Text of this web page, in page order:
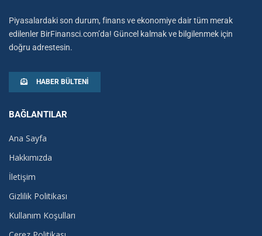
Piyasalardaki son durum, finans ve ekonomiye dair tüm merak
edilenler BirFinansci.com’da! Güncel kalmak ve bilgilenmek için
doğru adrestesin.
HABER BÜLTENI
BAĞLANTILAR
Ana Sayfa
Hakkımızda
İletişim
Gizlilik Politikası
Kullanım Koşulları